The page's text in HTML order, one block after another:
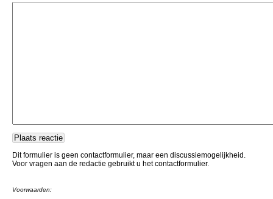
Dit formulier is geen contactformulier, maar een discussiemogelijkheid.
Voor vragen aan de redactie gebruikt u het contactformulier.
Voorwaarden: